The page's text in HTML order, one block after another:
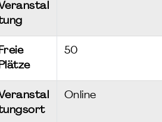
Freie
Plätze
50
Online